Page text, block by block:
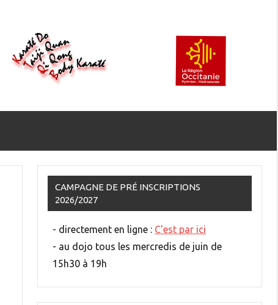
CAMPAGNE DE PRÉ INSCRIPTIONS
2026/2027
- directement en ligne : C'est par ici
- au dojo tous les mercredis de juin de
15h30 à 19h